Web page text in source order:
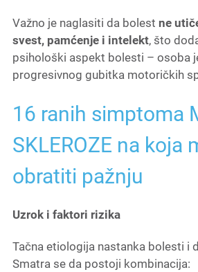
Važno je naglasiti da bolest ne
svest, pamćenje i intelekt, što
psihološki aspekt bolesti – osoba
progresivnog gubitka motoričkih
16 ranih simptoma
SKLEROZE na koja
obratiti pažnju
Uzrok i faktori rizika
Tačna etiologija nastanka bolesti i
Smatra se da postoji kombinacija: